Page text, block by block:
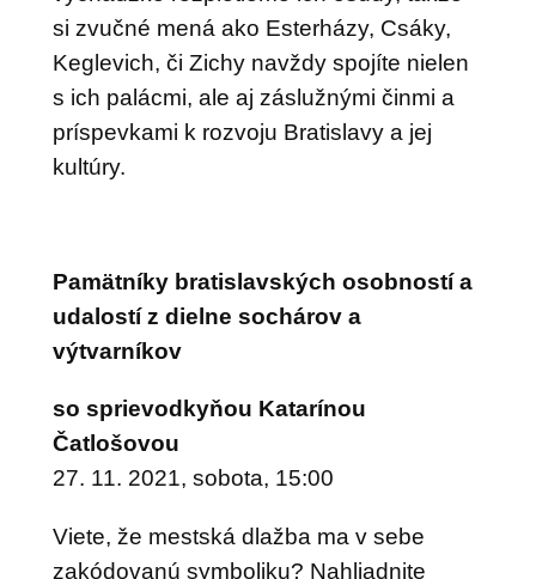
si zvučné mená ako Esterházy, Csáky,
Keglevich, či Zichy navždy spojíte nielen
s ich palácmi, ale aj záslužnými činmi a
príspevkami k rozvoju Bratislavy a jej
kultúry.
Pamätníky bratislavských osobností a
udalostí z dielne sochárov a
výtvarníkov
so sprievodkyňou Katarínou
Čatlošovou
27. 11. 2021, sobota, 15:00
Viete, že mestská dlažba ma v sebe
zakódovanú symboliku? Nahliadnite